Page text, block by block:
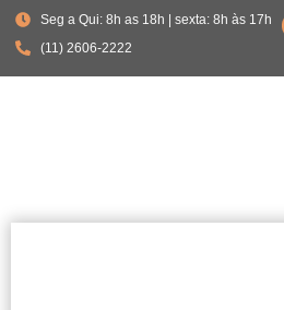
Seg a Qui: 8h as 18h | sexta: 8h às 17h
(11) 2606-2222